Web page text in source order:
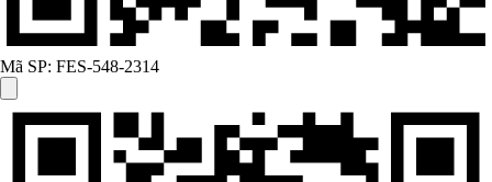
Mã SP: FES-548-2314